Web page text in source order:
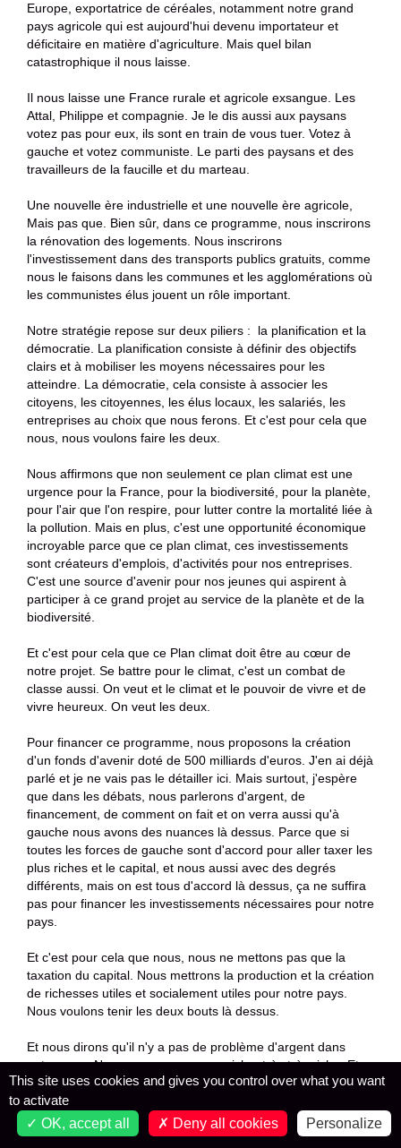
Europe, exportatrice de céréales, notamment notre grand
pays agricole qui est aujourd'hui devenu importateur et
déficitaire en matière d'agriculture. Mais quel bilan
catastrophique il nous laisse.
Il nous laisse une France rurale et agricole exsangue. Les
Attal, Philippe et compagnie. Je le dis aussi aux paysans
votez pas pour eux, ils sont en train de vous tuer. Votez à
gauche et votez communiste. Le parti des paysans et des
travailleurs de la faucille et du marteau.
Une nouvelle ère industrielle et une nouvelle ère agricole,
Mais pas que. Bien sûr, dans ce programme, nous inscrirons
la rénovation des logements. Nous inscrirons
l'investissement dans des transports publics gratuits, comme
nous le faisons dans les communes et les agglomérations où
les communistes élus jouent un rôle important.
Notre stratégie repose sur deux piliers :
la planification et la
démocratie. La planification consiste à définir des objectifs
clairs et à mobiliser les moyens nécessaires pour les
atteindre. La démocratie, cela consiste à associer les
citoyens, les citoyennes, les élus locaux, les salariés, les
entreprises au choix que nous ferons. Et c'est pour cela que
nous, nous voulons faire les deux.
Nous affirmons que non seulement ce plan climat est une
urgence pour la France, pour la biodiversité, pour la planète,
pour l'air que l'on respire, pour lutter contre la mortalité liée à
la pollution. Mais en plus, c'est une opportunité économique
incroyable parce que ce plan climat, ces investissements
sont créateurs d'emplois, d'activités pour nos entreprises.
C'est une source d'avenir pour nos jeunes qui aspirent à
participer à ce grand projet au service de la planète et de la
biodiversité.
Et c'est pour cela que ce Plan climat doit être au cœur de
notre projet. Se battre pour le climat, c'est un combat de
classe aussi. On veut et le climat et le pouvoir de vivre et de
vivre heureux. On veut les deux.
Pour financer ce programme, nous proposons la création
d'un fonds d'avenir doté de 500 milliards d'euros. J'en ai déjà
parlé et je ne vais pas le détailler ici. Mais surtout, j'espère
que dans les débats, nous parlerons d'argent, de
financement, de comment on fait et on verra aussi qu'à
gauche nous avons des nuances là dessus. Parce que si
toutes les forces de gauche sont d'accord pour aller taxer les
plus riches et le capital, et nous aussi avec des degrés
différents, mais on est tous d'accord là dessus, ça ne suffira
pas pour financer les investissements nécessaires pour notre
pays.
Et c'est pour cela que nous, nous ne mettons pas que la
taxation du capital. Nous mettrons la production et la création
de richesses utiles et socialement utiles pour notre pays.
Nous voulons tenir les deux bouts là dessus.
Et nous dirons qu'il n'y a pas de problème d'argent dans
notre pays. Nous sommes un pays riche, très très riche. Et
moi, quand je vais voir Patrick Martin et le Medef, j'ose lui
dire, les yeux dans les yeux Et s'ils m'invitent à ces
universités d'été, je le dirai les yeux dans les yeux et je ferai
la différence entre les TPE, les PME, les artisans qui eux
This site uses cookies and gives you control over what you want
to activate
OK, accept all
Deny all cookies Personalize